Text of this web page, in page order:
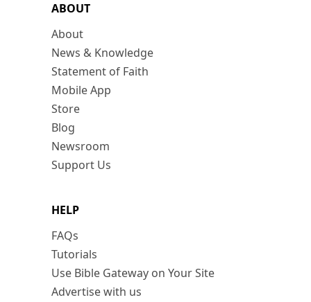
ABOUT
About
News & Knowledge
Statement of Faith
Mobile App
Store
Blog
Newsroom
Support Us
HELP
FAQs
Tutorials
Use Bible Gateway on Your Site
Advertise with us